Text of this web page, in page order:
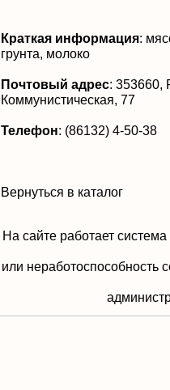
Краткая информация:
грунта, молоко
Почтовый адрес: 353660,
Коммунистическая, 77
Телефон: (86132) 4-50-38
Вернуться в каталог
На сайте работает
или неработоспособность